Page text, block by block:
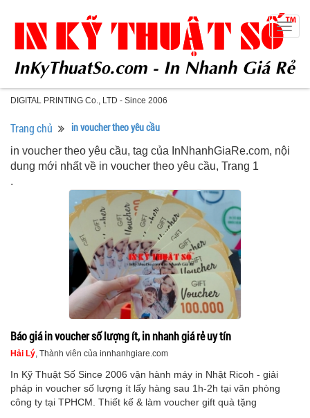
DIGITAL PRINTING Co., LTD - Since 2006
Trang chủ in voucher theo yêu cầu
in voucher theo yêu cầu, tag của InNhanhGiaRe.com, nội
dung mới nhất về in voucher theo yêu cầu, Trang 1
.
Báo giá in voucher số lượng ít, in nhanh giá rẻ uy tín
Hải Lý, Thành viên của innhanhgiare.com
In Kỹ Thuật Số Since 2006 vận hành máy in Nhật Ricoh - giải
pháp in voucher số lượng ít lấy hàng sau 1h-2h tại văn phòng
công ty tại TPHCM. Thiết kế & làm voucher gift quà tặng